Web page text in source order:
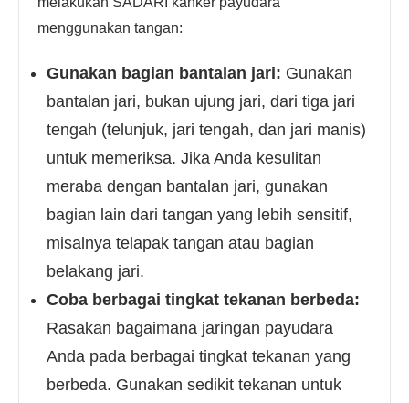
menggunakan tangan:
Gunakan bagian bantalan jari: Gunakan
bantalan jari, bukan ujung jari, dari tiga jari
tengah (telunjuk, jari tengah, dan jari manis)
untuk memeriksa. Jika Anda kesulitan
meraba dengan bantalan jari, gunakan
bagian lain dari tangan yang lebih sensitif,
misalnya telapak tangan atau bagian
belakang jari.
Coba berbagai tingkat tekanan berbeda:
Rasakan bagaimana jaringan payudara
Anda pada berbagai tingkat tekanan yang
berbeda. Gunakan sedikit tekanan untuk